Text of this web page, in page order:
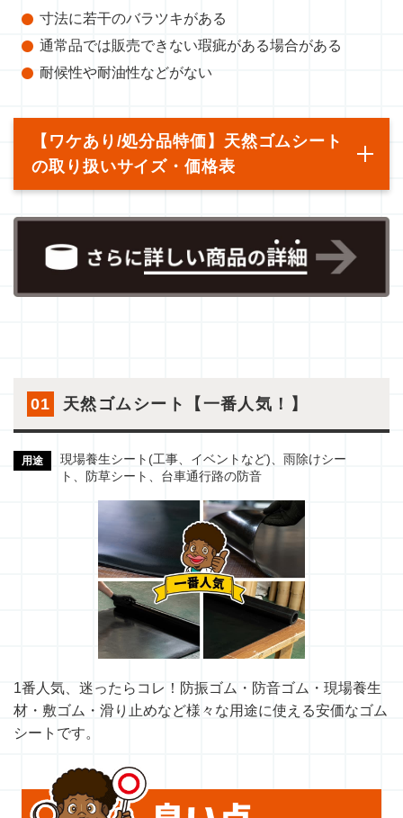
寸法に若干のバラツキがある
通常品では販売できない瑕疵がある場合がある
耐候性や耐油性などがない
【ワケあり/処分品特価】天然ゴムシート
の取り扱いサイズ・価格表
01 天然ゴムシート【一番人気！】
用途
現場養生シート(工事、イベントなど)、雨除けシー
ト、防草シート、台車通行路の防音
1番人気、迷ったらコレ！防振ゴム・防音ゴム・現場養生
材・敷ゴム・滑り止めなど様々な用途に使える安価なゴム
シートです。